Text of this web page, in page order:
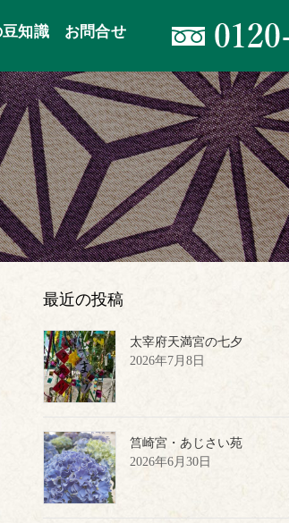
知識 お問合せ
最近の投稿
太宰府天満宮の七夕
2026年7月8日
筥崎宮・あじさい苑
2026年6月30日